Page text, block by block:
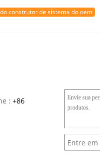
construtor de sistema do oem
: +86